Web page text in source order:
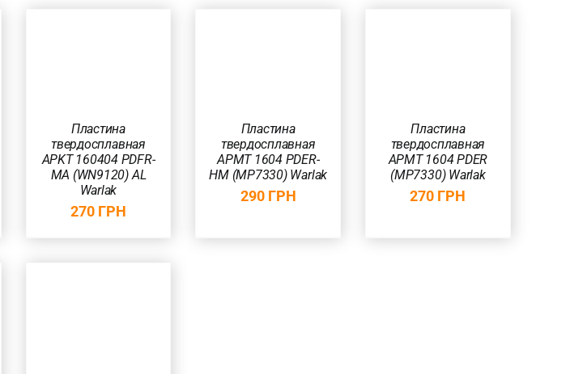
Пластина
твердосплавная
APKT 160404 PDFR-
MA (WN9120) AL
Warlak
270 ГРН
Пластина
твердосплавная
APMT 1604 PDER-
HM (MP7330) Warlak
290 ГРН
Пластина
твердосплавная
APMT 1604 PDER
(MP7330) Warlak
270 ГРН